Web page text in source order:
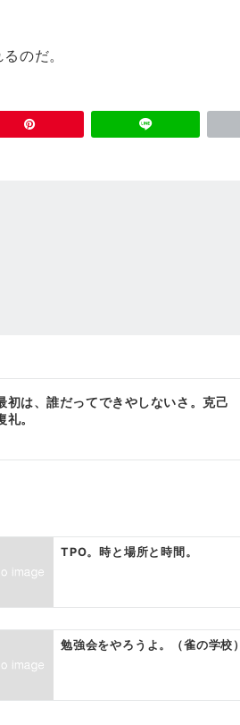
のだ。
初は、誰だってできやしないさ。克己
礼。
TPO。時と場所と時間。
勉強会をやろうよ。（雀の学校）